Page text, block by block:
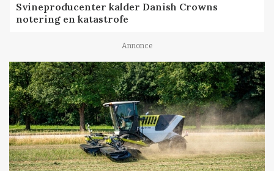
Svineproducenter kalder Danish Crowns
notering en katastrofe
Annonce